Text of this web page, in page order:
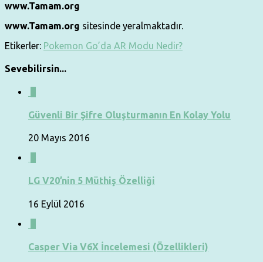
www.Tamam.org
www.Tamam.org sitesinde yeralmaktadır.
Etikerler: Pokemon Go’da AR Modu Nedir?
Sevebilirsin...
Güvenli Bir Şifre Oluşturmanın En Kolay Yolu
20 Mayıs 2016
LG V20’nin 5 Müthiş Özelliği
16 Eylül 2016
Casper Via V6X İncelemesi (Özellikleri)